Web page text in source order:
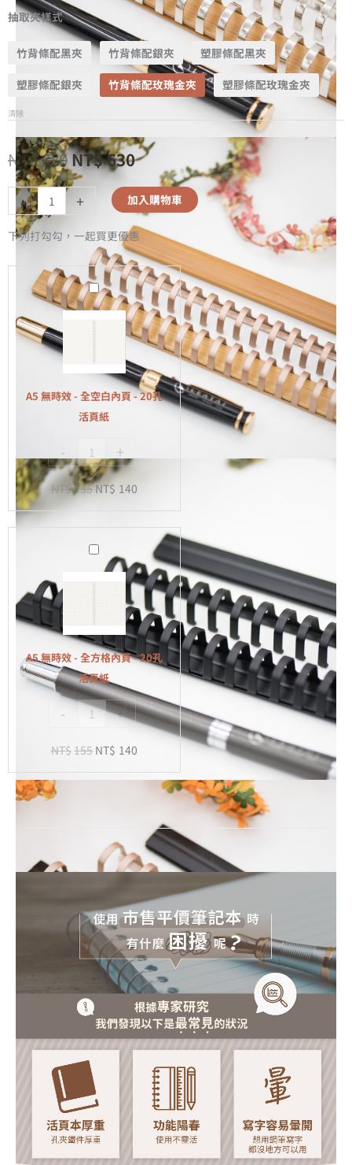
抽取夾樣式
竹背條配黑夾 竹背條配銀夾 塑膠條配黑夾
塑膠條配銀夾 竹背條配玫瑰金夾 塑膠條配玫瑰金夾
清除
NT$680NT$630
- + 加入購物車
下列打勾勾，一起買更優惠
A5
無
效
-
全
空
內
頁
-
活
A5 無時效 - 全空白內頁 - 20孔
活頁紙
- +
NT$155NT$ 140
A5
效
-
全
方
格
內
-
20
紙
A5 無時效 - 全方格內頁 - 20孔
活頁紙
- +
NT$155 NT$ 140